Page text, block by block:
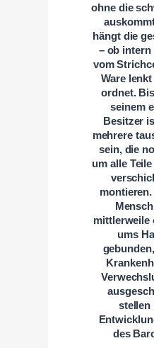
ohne die
hängt die
– ob intern
vom
Ware
ordnet.
seinem
Besitzer
mehrere
sein, die
um alle
mittlerweile
ums
stellen
des